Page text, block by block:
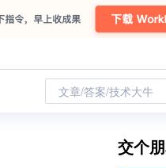
文章/答案/技术大牛
交个